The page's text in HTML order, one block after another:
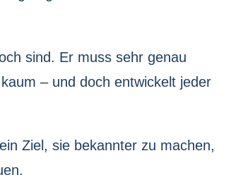
sind. Er muss sehr genau
– und doch entwickelt jeder
Ziel, sie bekannter zu machen,